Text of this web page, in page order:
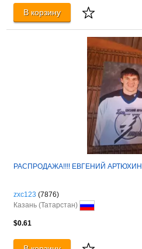
В корзину
РАСПРОДАЖА!!!! ЕВГЕНИЙ АРТЮХИН
zxc123 (7876)
Казань (Татарстан)
$0.61